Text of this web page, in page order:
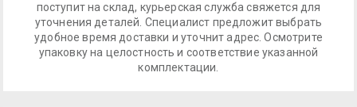
поступит на склад, курьерская служба свяжется для
уточнения деталей. Специалист предложит выбрать
удобное время доставки и уточнит адрес. Осмотрите
упаковку на целостность и соответствие указанной
комплектации.